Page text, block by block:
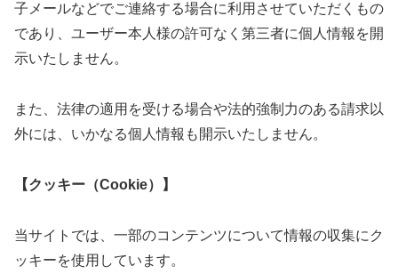
子メールなどでご連絡する場合に利用させていただくもの
であり、ユーザー本人様の許可なく第三者に個人情報を開
示いたしません。
また、法律の適用を受ける場合や法的強制力のある請求以
外には、いかなる個人情報も開示いたしません。
【クッキー（Cookie）】
当サイトでは、一部のコンテンツについて情報の収集にク
ッキーを使用しています。